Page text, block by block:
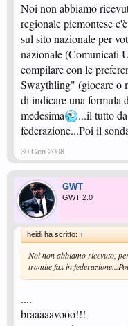
Noi non abbiamo
regionale piemontese
sul sito nazionale per
nazionale (Comunicati
compilare con le
Swaythling" (giocare o
di indicare una formula
medesima
...il tutto
federazione...Poi il
30 Gen 2008
GWT
GWT 2.0
heidi ha scritto: ↑
Noi non abbiamo ricevuto,
tramite fax in
....
braaaaavooo!!!